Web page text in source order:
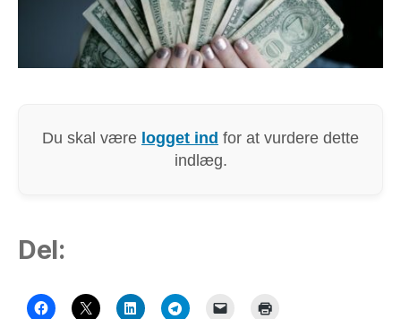
Du skal være logget ind for at vurdere dette
indlæg.
Del: